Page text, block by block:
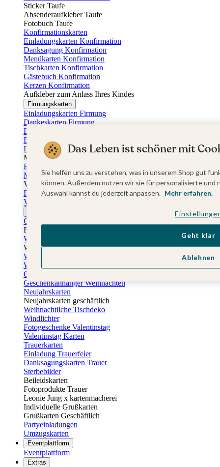
Sticker Taufe
Absenderaufkleber Taufe
Fotobuch Taufe
Konfirmationskarten
Einladungskarten Konfirmation
Danksagung Konfirmation
Menükarten Konfirmation
Tischkarten Konfirmation
Gästebuch Konfirmation
Kerzen Konfirmation
Aufkleber zum Anlass Ihres Kindes
Firmungskarten
Einladungskarten Firmung
Dankeskarten Firmung
Einschulungskarten
Einladungskarten Einschulung
Danksagung Einschulung
Muttertag
Fotogeschenke Muttertag
Muttertagskarten
Vatertag
Fotogeschenke Vatertag
Vatertagskarten
Osterkarten
Fotogeschenke zu Ostern
Weihnachtskarten
Weihnachtskarten selbst gestalten
Weihnachtskarten geschäftlich
Weihnachtsfeier Einladungen
Geschenkaufkleber Weihnachten
Geschenkanhänger Weihnachten
Neujahrskarten
Neujahrskarten geschäftlich
Weihnachtliche Tischdeko
Windlichter
Fotogeschenke Valentinstag
Valentinstag Karten
Trauerkarten
Einladung Trauerfeier
Danksagungskarten Trauer
Sterbebilder
Beileidskarten
Fotoprodukte Trauer
Leonie Jung x kartenmacherei
Individuelle Grußkarten
Grußkarten Geschäftlich
Partyeinladungen
Umzugskarten
Eventplattform
Eventplattform
Extras
Das Leben ist schöner mit
Sie helfen uns zu verstehen, was in unserem Shop gut
können. Außerdem nutzen wir sie für personalisierte
Auswahl kannst du jederzeit anpassen. Mehr erfahren.
Ablehnen
Geht klar